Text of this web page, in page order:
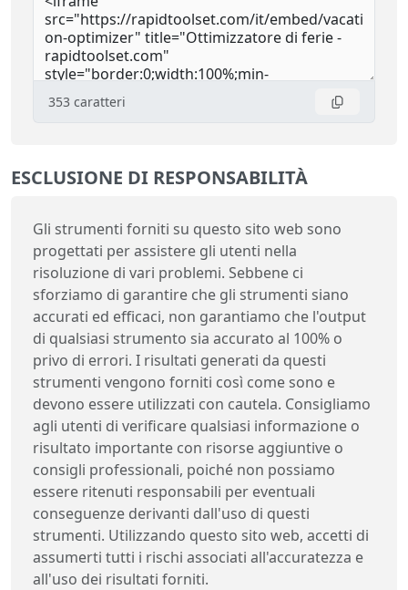
353 caratteri
ESCLUSIONE DI RESPONSABILITÀ
Gli strumenti forniti su questo sito web sono
progettati per assistere gli utenti nella
risoluzione di vari problemi. Sebbene ci
sforziamo di garantire che gli strumenti siano
accurati ed efficaci, non garantiamo che l'output
di qualsiasi strumento sia accurato al 100% o
privo di errori. I risultati generati da questi
strumenti vengono forniti così come sono e
devono essere utilizzati con cautela. Consigliamo
agli utenti di verificare qualsiasi informazione o
risultato importante con risorse aggiuntive o
consigli professionali, poiché non possiamo
essere ritenuti responsabili per eventuali
conseguenze derivanti dall'uso di questi
strumenti. Utilizzando questo sito web, accetti di
assumerti tutti i rischi associati all'accuratezza e
all'uso dei risultati forniti.